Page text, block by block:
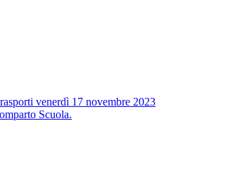
venerdì 17 novembre 2023
Scuola.